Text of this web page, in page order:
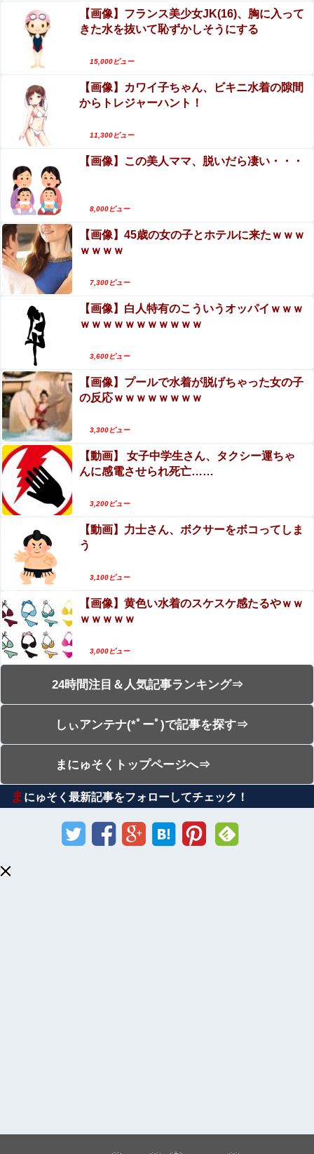
局、脱ぐしかないｗｗｗｗ
無料で読む方法│五梅
【動画】女子アナさん、ノーブラでうっかり衣装
から乳首が透けてしまう放送事故ｗｗｗ
【動画】これはお見事。中国重慶市で珍しい事故
【画像】フランス美少女JK(16)、胸に入って
きた水を抜いて恥ずかしそうにする
15,000ビュー
【画像】カワイ子ちゃん、ビキニ水着の隙間
からトレジャーハント！
11,300ビュー
【画像】この美人ママ、脱いだら凄い・・・
8,000ビュー
【画像】45歳の女の子とホテルに来たｗｗｗ
ｗｗｗｗ
7,300ビュー
【画像】白人特有のこういうオッパイｗｗｗ
ｗｗｗｗｗｗｗｗｗｗｗ
3,600ビュー
【画像】プールで水着が脱げちゃった女の子
の反応ｗｗｗｗｗｗｗｗ
3,300ビュー
【動画】 女子中学生さん、タクシー運ちゃ
んに感電させられ死亡……
3,200ビュー
【動画】力士さん、ボクサーをボコってしま
う
3,100ビュー
【画像】黄色い水着のスケスケ感たるやｗｗ
ｗｗｗｗｗ
3,000ビュー
24時間注目＆人気記事ランキング⇒
しぃアンテナ(*ﾟーﾟ)で記事を探す⇒
まにゅそくトップページへ⇒
ま にゅそく最新記事をフォローしてチェック！